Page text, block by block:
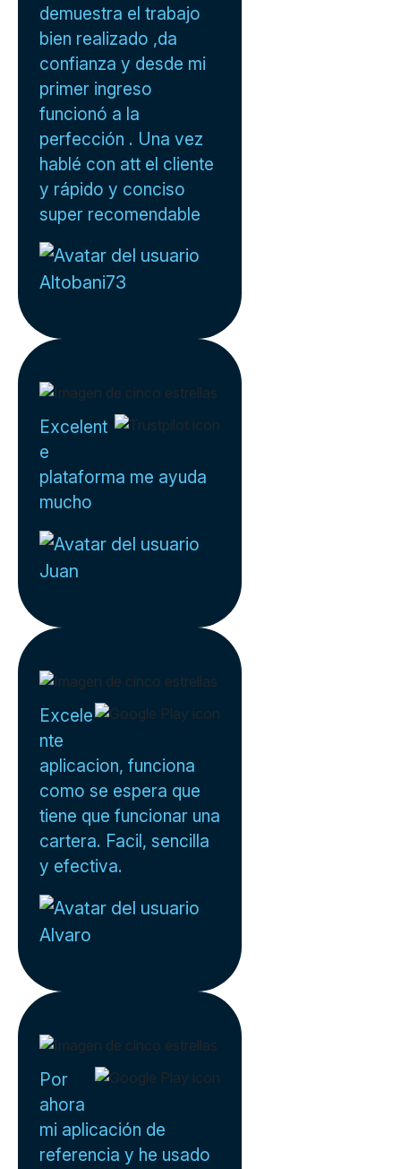
demuestra el trabajo
bien realizado ,da
confianza y desde mi
primer ingreso
funcionó a la
perfección . Una vez
hablé con att el cliente
y rápido y conciso
super recomendable
Altobani73
Excelent
e
plataforma me ayuda
mucho
Juan
Excele
nte
aplicacion, funciona
como se espera que
tiene que funcionar una
cartera. Facil, sencilla
y efectiva.
Alvaro
Por
ahora
mi aplicación de
referencia y he usado